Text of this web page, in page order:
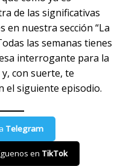
de las significativas
en nuestra sección “La
las semanas tienes
interrogante para la
con suerte, te
el siguiente episodio.
Telegram
en TikTok